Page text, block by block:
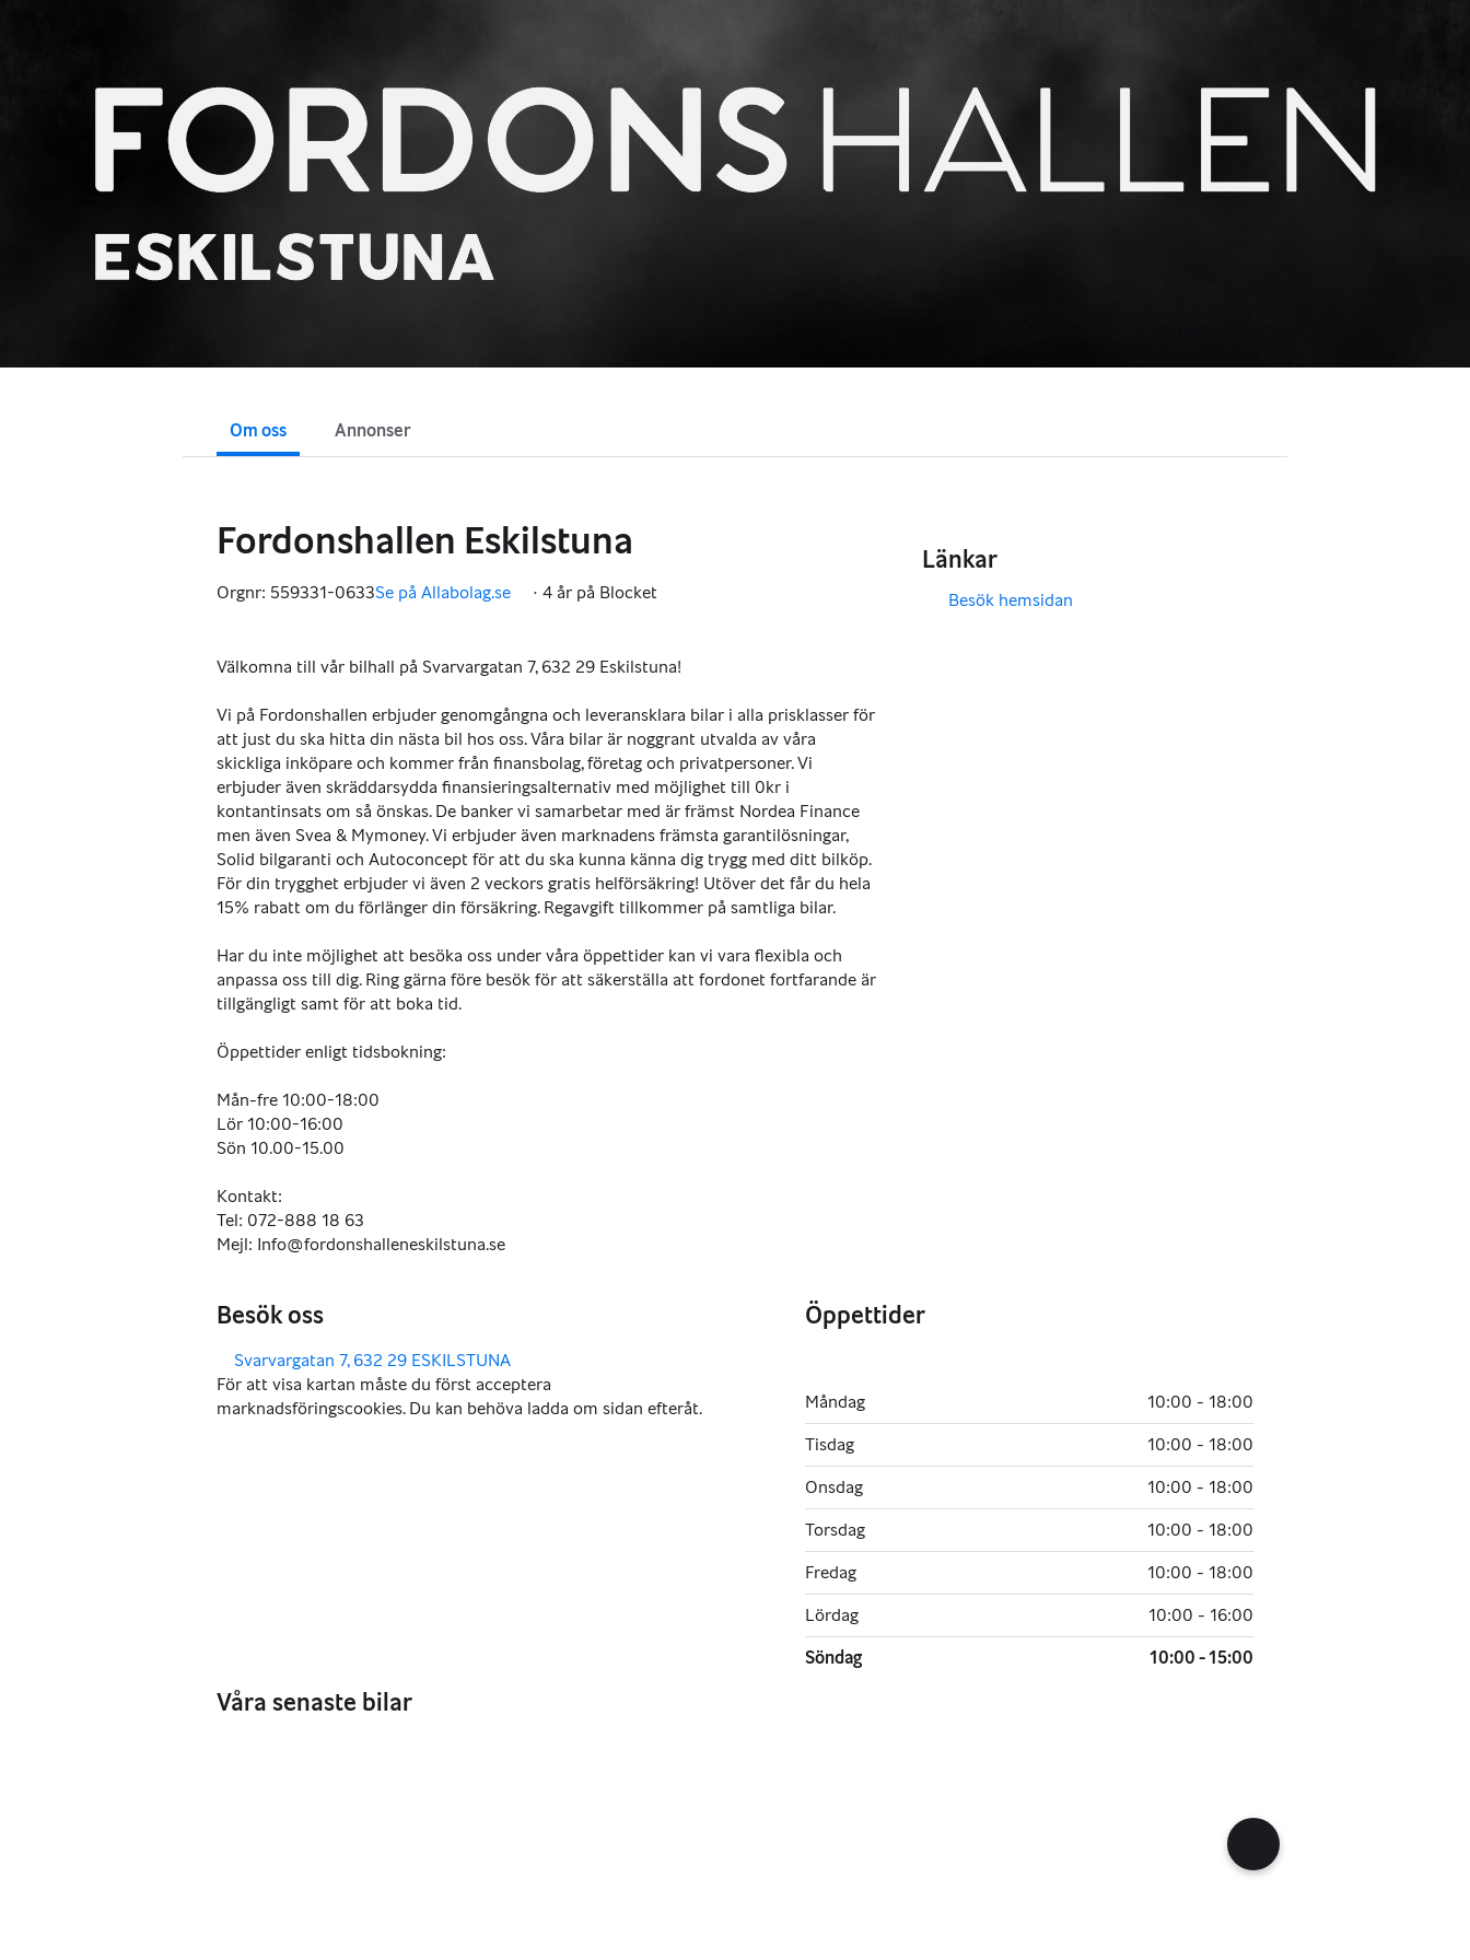
Om oss Annonser
Fordonshallen Eskilstuna
Orgnr: 559331-0633Se på Allabolag.se
, · 4 år på Blocket
Välkomna till vår bilhall på Svarvargatan 7, 632 29 Eskilstuna!
Vi på Fordonshallen erbjuder genomgångna och leveransklara bilar i alla prisklasser för
att just du ska hitta din nästa bil hos oss. Våra bilar är noggrant utvalda av våra
skickliga inköpare och kommer från finansbolag, företag och privatpersoner. Vi
erbjuder även skräddarsydda finansieringsalternativ med möjlighet till 0kr i
kontantinsats om så önskas. De banker vi samarbetar med är främst Nordea Finance
men även Svea & Mymoney. Vi erbjuder även marknadens främsta garantilösningar,
Solid bilgaranti och Autoconcept för att du ska kunna känna dig trygg med ditt bilköp.
För din trygghet erbjuder vi även 2 veckors gratis helförsäkring! Utöver det får du hela
15% rabatt om du förlänger din försäkring. Regavgift tillkommer på samtliga bilar.
Har du inte möjlighet att besöka oss under våra öppettider kan vi vara flexibla och
anpassa oss till dig. Ring gärna före besök för att säkerställa att fordonet fortfarande är
tillgängligt samt för att boka tid.
Öppettider enligt tidsbokning:
Mån-fre 10:00-18:00
Lör 10:00-16:00
Sön 10.00-15.00
Kontakt:
Tel: 072-888 18 63
Mejl: Info@fordonshalleneskilstuna.se
Länkar
Besök hemsidan
Besök oss
Svarvargatan 7, 632 29 ESKILSTUNA
Öppettider
Måndag
10:00 - 18:00
Tisdag 10:00 - 18:00
Onsdag 10:00 - 18:00
Torsdag 10:00 - 18:00
Fredag 10:00 - 18:00
Lördag 10:00 - 16:00
Söndag 10:00 - 15:00
Våra senaste bilar